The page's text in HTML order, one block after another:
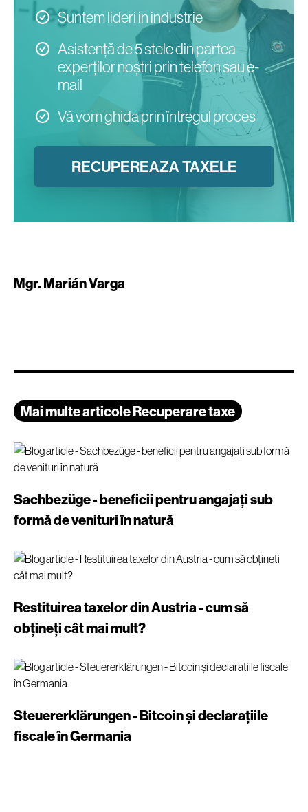
Suntem lideri in industrie
Asistență de 5 stele din partea
experților noștri prin telefon sau e-
mail
Vă vom ghida prin întregul proces
RECUPEREAZA TAXELE
Mgr. Marián Varga
Mai multe articole Recuperare taxe
Sachbezüge - beneficii pentru angajați sub
formă de venituri în natură
Restituirea taxelor din Austria - cum să
obțineți cât mai mult?
Steuererklärungen - Bitcoin și declarațiile
fiscale în Germania